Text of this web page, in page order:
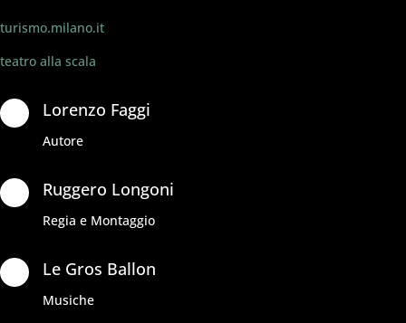
turismo.milano.it
teatro alla scala
Lorenzo Faggi
Autore
Ruggero Longoni
Regia e Montaggio
Le Gros Ballon
Musiche